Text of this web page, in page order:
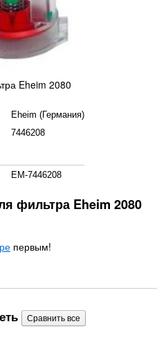
Eheim 2080
Eheim (Германия)
7446208
EM-7446208
фильтра Eheim 2080
первым!